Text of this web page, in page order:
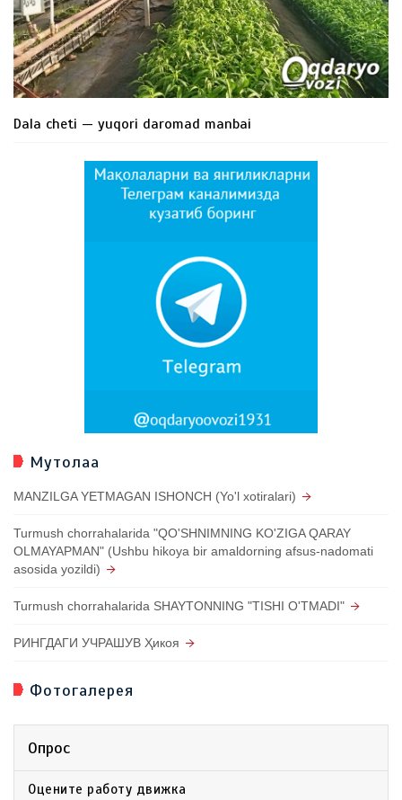
Dala cheti — yuqori daromad manbai
Мутолаа
MANZILGA YETMAGAN ISHONCH (Yo'l xotiralari)
Turmush chorrahalarida "QO'SHNIMNING KO'ZIGA QARAY
OLMAYAPMAN" (Ushbu hikoya bir amaldorning afsus-nadomati
asosida yozildi)
Turmush chorrahalarida SHAYTONNING "TISHI O'TMADI"
РИНГДАГИ УЧРАШУВ Ҳикоя
Фотогалерея
Опрос
Оцените работу движка